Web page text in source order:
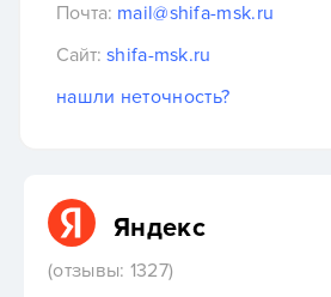
Почта: mail@shifa-msk.ru
Сайт: shifa-msk.ru
нашли неточность?
Яндекс
(отзывы: 1327)